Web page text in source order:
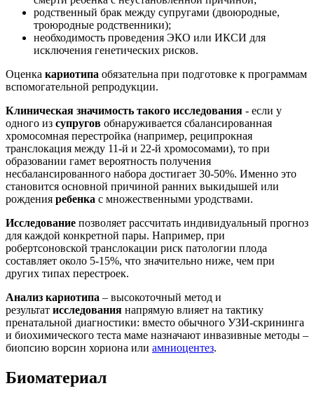
родственный брак между супругами (двоюродные,
троюродные родственники);
необходимость проведения ЭКО или ИКСИ для
исключения генетических рисков.
Оценка кариотипа обязательна при подготовке к программам
вспомогательной репродукции.
Клиническая значимость такого исследования - если у
одного из супругов обнаруживается сбалансированная
хромосомная перестройка (например, реципрокная
транслокация между 11-й и 22-й хромосомами), то при
образовании гамет вероятность получения
несбалансированного набора достигает 30-50%. Именно это
становится основной причиной ранних выкидышей или
рождения ребенка с множественными уродствами.
Исследование позволяет рассчитать индивидуальный прогноз
для каждой конкретной пары. Например, при
робертсоновской транслокации риск патологии плода
составляет около 5-15%, что значительно ниже, чем при
других типах перестроек.
Анализ кариотипа – высокоточный метод и
результат исследования напрямую влияет на тактику
пренатальной диагностики: вместо обычного УЗИ-скрининга
и биохимического теста маме назначают инвазивные методы –
биопсию ворсин хориона или амниоцентез.
Биоматериал